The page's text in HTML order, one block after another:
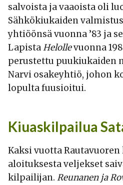
salvoista ja vaaoista oli
Sähkökiukaiden
yhtiöönsä vuonna ’83 ja
LapistaHelollevuonna
perustettu puukiukaiden
Narvi osakeyhtiö, johon
lopulta fuusioitui.
Kiuaskilpailua
Kaksi vuotta
aloituksesta veljekset
kilpailijan. Reunanen ja